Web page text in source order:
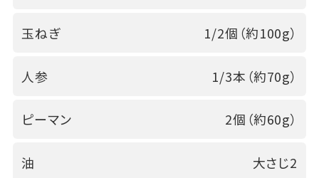
玉ねぎ 1/2個（約100g）
人参 1/3本（約70g）
ピーマン 2個（約60g）
油 大さじ2